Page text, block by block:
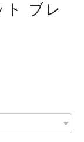
ト ブレ